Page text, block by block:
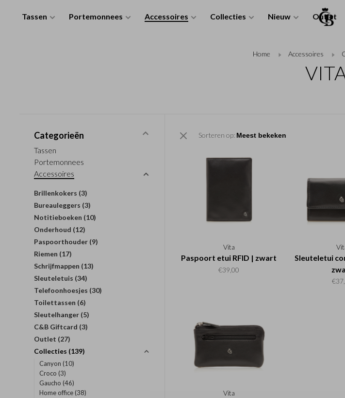
Tassen Portemonnees Accessoires Collecties Nieuw Outlet
Home Accessoires
Categorieën
Tassen
Portemonnees
Accessoires
Brillenkokers (3)
Bureauleggers (3)
Notitieboeken (10)
Onderhoud (12)
Paspoorthouder (9)
Riemen (17)
Schrijfmappen (13)
Sleuteletuis (34)
Telefoonhoesjes (30)
Toilettassen (6)
Sleutelhanger (5)
C&B Giftcard (3)
Outlet (27)
Collecties (139)
Canyon (10)
Croco (3)
Gaucho (46)
Home office(38)
Sorteren op:
Vita
Paspoort etui RFID | zwart
€39,00
Sleuteletui
Vita